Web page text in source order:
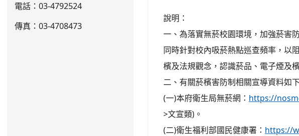
說明：
一、為落實無菸校園環境，加強菸害
同時針對校內吸菸熱點巡查頻率，以
檳及法規觀念，認識菸品、電子煙及
二、有關菸檳害防制相關宣導資料如下
(一)本府衛生局無菸網： https://
>文宣類)。
(二)衛生福利部國民健康署： https://
電話：03-4792524
傳真：03-4708473